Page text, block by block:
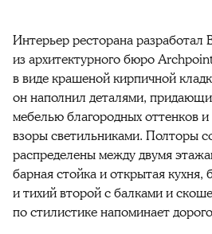
Интерьер ресторана разработал
из архитектурного бюро
в виде крашеной кирпичной
он наполнил деталями,
мебелью благородных оттенков
взоры светильниками. Полторы
распределены между двумя
барная стойка и открытая кухня,
и тихий второй с балками и
по стилистике напоминает